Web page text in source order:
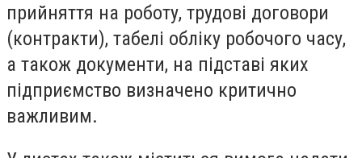
прийняття на роботу, трудові договори
(контракти), табелі обліку робочого часу,
а також документи, на підставі яких
підприємство визначено критично
важливим.